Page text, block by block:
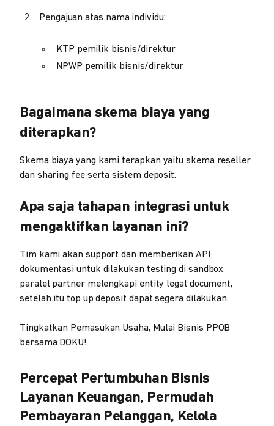
Pengajuan atas nama individu:
KTP pemilik bisnis/direktur
NPWP pemilik bisnis/direktur
Bagaimana skema biaya yang
diterapkan?
Skema biaya yang kami terapkan yaitu skema reseller
dan sharing fee serta sistem deposit.
Apa saja tahapan integrasi untuk
mengaktifkan layanan ini?
Tim kami akan support dan memberikan API
dokumentasi untuk dilakukan testing di sandbox
paralel partner melengkapi entity legal document,
setelah itu top up deposit dapat segera dilakukan.
Tingkatkan Pemasukan Usaha, Mulai Bisnis PPOB
bersama DOKU!
Percepat Pertumbuhan Bisnis
Layanan Keuangan, Permudah
Pembayaran Pelanggan, Kelola